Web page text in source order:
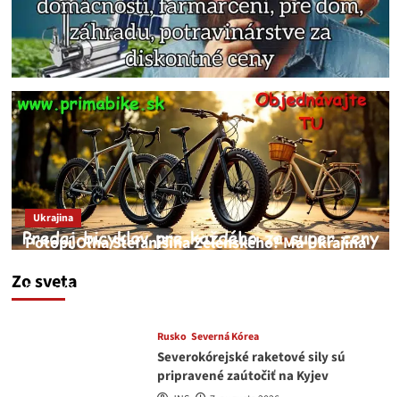
Zo sveta
Ukrajina
Potopí Oľha Stefanišina Zelenského? Má Ukrajina
JNS
Rusko Severná Kórea
Severokórejské raketové sily sú
pripravené zaútočiť na Kyjev